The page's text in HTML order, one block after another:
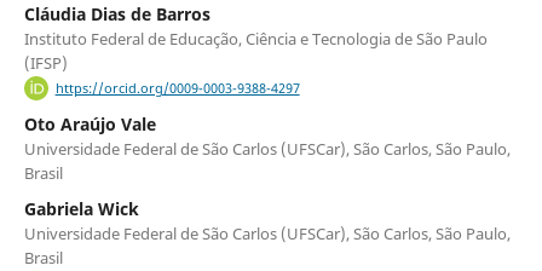
Cláudia Dias de Barros
Instituto Federal de Educação, Ciência e Tecnologia de São Paulo
(IFSP)
https://orcid.org/0009-0003-9388-4297
Oto Araújo Vale
Universidade Federal de São Carlos (UFSCar), São Carlos, São Paulo,
Brasil
Gabriela Wick
Universidade Federal de São Carlos (UFSCar), São Carlos, São Paulo,
Brasil